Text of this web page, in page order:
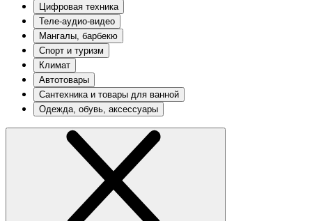
Цифровая техника
Теле-аудио-видео
Мангалы, барбекю
Спорт и туризм
Климат
Автотовары
Сантехника и товары для ванной
Одежда, обувь, аксессуары